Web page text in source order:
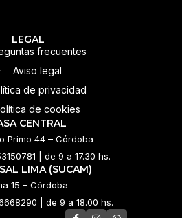
LEGAL
frecuentes
Aviso legal
de privacidad
de cookies
CENTRAL
Primo 44 – Córdoba
| de 9 a 17.30 hs.
LIMA (SUCAM)
15 – Córdoba
| de 9 a 18.00 hs.